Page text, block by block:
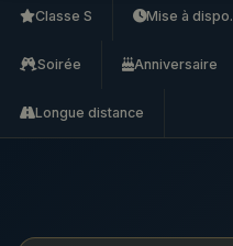
Classe S Mise à dispo.
Soirée Anniversaire
Longue distance